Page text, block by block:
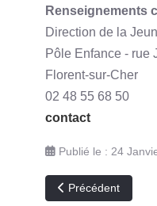
Renseignements
Direction de la
Pôle Enfance - rue
Florent-sur-Cher
02 48 55 68 50
contact
Publié le : 24
Article précédent :
Précédent